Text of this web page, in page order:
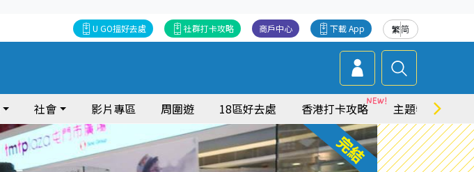
繁简
下載 App
商戶中心
社群打卡攻略
U GO搵好去處
社會 影片專區 周圍遊 18區好去處 香港打卡攻略 主題特集